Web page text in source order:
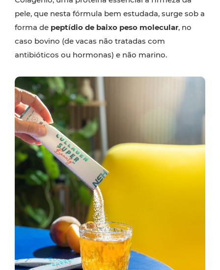
pele, que nesta fórmula bem estudada, surge sob a
forma de peptídio de baixo peso molecular, no
caso bovino (de vacas não tratadas com
antibióticos ou hormonas) e não marino.